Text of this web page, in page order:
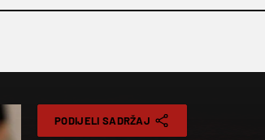
PODIJELI SADRŽAJ